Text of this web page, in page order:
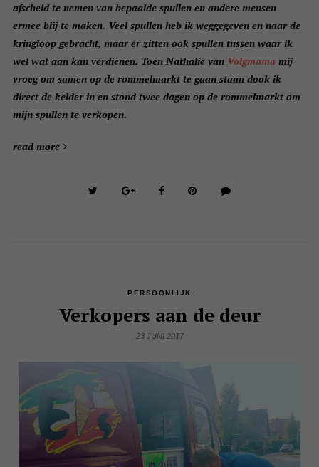
afscheid te nemen van bepaalde spullen en andere mensen
ermee blij te maken. Veel spullen heb ik weggegeven en naar de
kringloop gebracht, maar er zitten ook spullen tussen waar ik
wel wat aan kan verdienen. Toen Nathalie van Volgmamamij
vroeg om samen op de rommelmarkt te gaan staan dook ik
direct de kelder in en stond twee dagen op de rommelmarkt om
mijn spullen te verkopen.
read more
PERSOONLIJK
Verkopers aan de deur
23 JUNI 2017